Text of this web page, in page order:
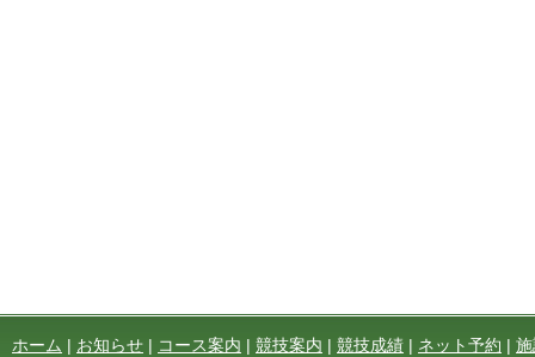
ホーム | お知らせ | コース案内 | 競技案内 | 競技成績 | ネット予約 |